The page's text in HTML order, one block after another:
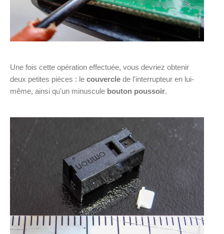
Une fois cette opération effectuée, vous devriez obtenir
deux petites pièces : le couvercle de l'interrupteur en lui-
même, ainsi qu'un minuscule bouton poussoir.